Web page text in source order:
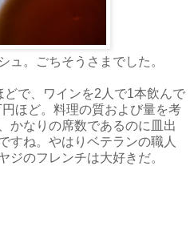
ュ。ごちそうさまでした。
どで、ワインを2人で1本飲んで
ほど。料理の質および量を考
かなりの席数であるのに皿出
すね。やはりベテランの職人
ジのフレンチは大好きだ。